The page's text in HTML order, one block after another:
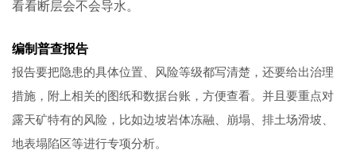
看看断层会不会导水。
编制普查报告
报告要把隐患的具体位置、风险等级都写清楚，还要给出治理
措施，附上相关的图纸和数据台账，方便查看。并且要重点对
露天矿特有的风险，比如边坡岩体冻融、崩塌、排土场滑坡、
地表塌陷区等进行专项分析。